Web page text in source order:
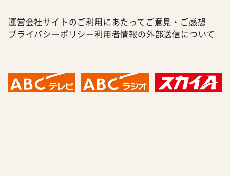
運営会社サイトのご利用にあたって ご意見・ご感想
プライバシーポリシー利用者情報の外部送信について